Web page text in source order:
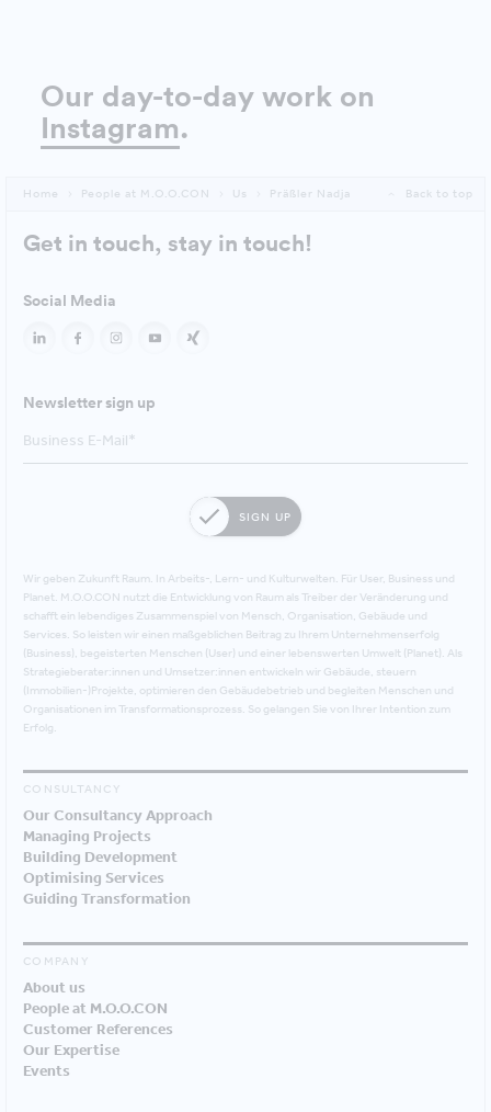
Our day-to-day work on
Instagram.
Home People at M.O.O.CON Us Präßler Nadja Back to top
Get in touch, stay in touch!
Social Media
Newsletter sign up
SIGN UP
Wir geben Zukunft Raum. In Arbeits-, Lern- und Kulturwelten. Für User, Business und
Planet. M.O.O.CON nutzt die Entwicklung von Raum als Treiber der Veränderung und
schafft ein lebendiges Zusammenspiel von Mensch, Organisation, Gebäude und
Services. So leisten wir einen maßgeblichen Beitrag zu Ihrem Unternehmenserfolg
(Business), begeisterten Menschen (User) und einer lebenswerten Umwelt (Planet). Als
Strategieberater:innen und Umsetzer:innen entwickeln wir Gebäude, steuern
(Immobilien-)Projekte, optimieren den Gebäudebetrieb und begleiten Menschen und
Organisationen im Transformationsprozess. So gelangen Sie von Ihrer Intention zum
Erfolg.
CONSULTANCY
Our Consultancy Approach
Managing Projects
Building Development
Optimising Services
Guiding Transformation
COMPANY
About us
People at M.O.O.CON
Customer References
Our Expertise
Events